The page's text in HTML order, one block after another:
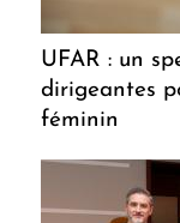
UFAR : un
dirigeantes
féminin